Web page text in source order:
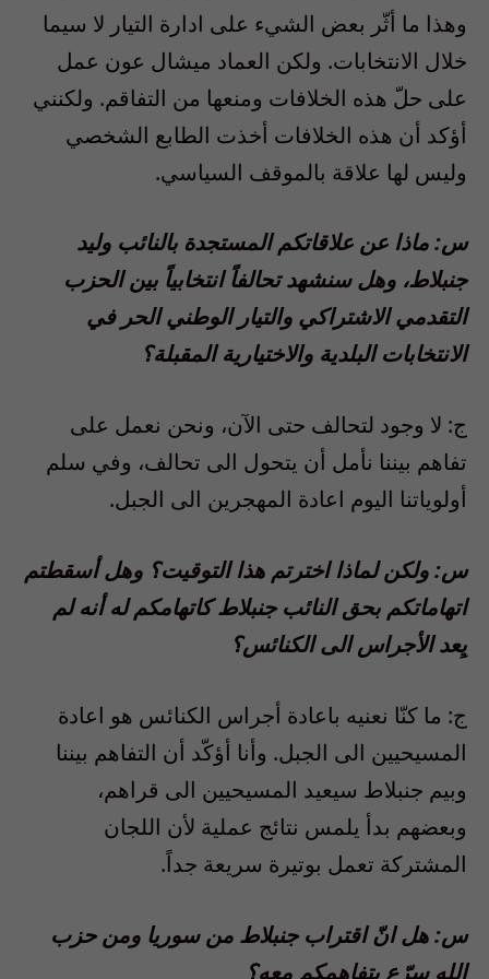
وهذا ما أثّر بعض الشيء على ادارة التيار لا سيما
خلال الانتخابات. ولكن العماد ميشال عون عمل
على حلّ هذه الخلافات ومنعها من التفاقم. ولكنني
أؤكد أن هذه الخلافات أخذت الطابع الشخصي
وليس لها علاقة بالموقف السياسي.
س: ماذا عن علاقاتكم المستجدة بالنائب وليد
جنبلاط، وهل سنشهد تحالفاً انتخابياً بين الحزب
التقدمي الاشتراكي والتيار الوطني الحر في
الانتخابات البلدية والاختيارية المقبلة؟
ج: لا وجود لتحالف حتى الآن، ونحن نعمل على
تفاهم بيننا نأمل أن يتحول الى تحالف، وفي سلم
أولوياتنا اليوم اعادة المهجرين الى الجبل.
س: ولكن لماذا اخترتم هذا التوقيت؟ وهل أسقطتم
اتهاماتكم بحق النائب جنبلاط كاتهامكم له أنه لم
يِعد الأجراس الى الكنائس؟
ج: ما كنّا نعنيه باعادة أجراس الكنائس هو اعادة
المسيحيين الى الجبل. وأنا أؤكّد أن التفاهم بيننا
وبيم جنبلاط سيعيد المسيحيين الى قراهم،
وبعضهم بدأ يلمس نتائج عملية لأن اللجان
المشتركة تعمل بوتيرة سريعة جداً.
س: هل انّ اقتراب جنبلاط من سوريا ومن حزب
الله سرّع بتفاهمكم معه؟